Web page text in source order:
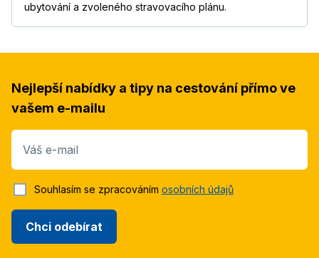
ubytování a zvoleného stravovacího plánu.
Nejlepší nabídky a tipy na cestování přímo ve
vašem e-mailu
Váš e-mail
Chci odebírat
Souhlasím se zpracováním osobních údajů